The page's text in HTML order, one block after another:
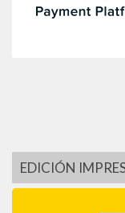
EDICIÓN